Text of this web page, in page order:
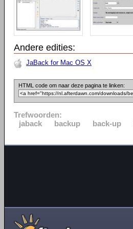
Andere edities:
JaBack for Mac OS X
HTML code om naar deze pagina te linken:
Trefwoorden:
jaback
backup back-up